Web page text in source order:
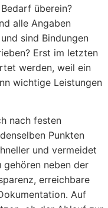
überein?
alle Angaben
sind Bindungen
Erst im letzten
werden, weil ein
wichtige Leistungen
nach festen
Punkten
und vermeidet
gehören neben der
erreichbare
Auf